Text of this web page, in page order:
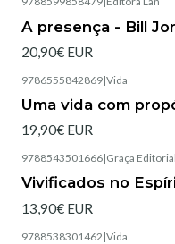
A presença - Bill
20,90€ EUR
9786555842869|Vida
Uma vida com
19,90€ EUR
9788543501666|Graça Editorial
Vivificados no
13,90€ EUR
9788538301462 |Vida